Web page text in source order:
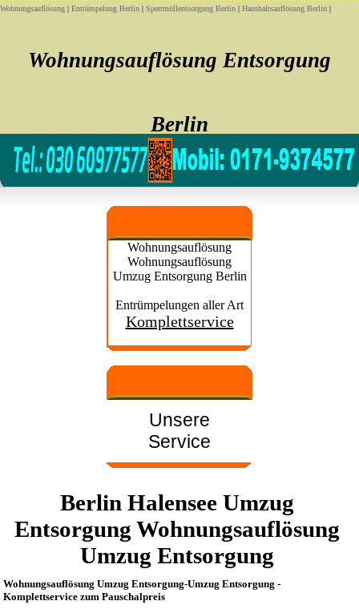
Wohnungsauflösung | Entrümpelung Berlin | Sperrmüllentsorgung Berlin | Haushaltsauflösung Berlin |
Wohnungsauflösung Entsorgung
Berlin
Sofort noch heute Wohnungsauflösung Entsorgung
Wohnungsauflösung
Wohnungsauflösung
Umzug Entsorgung Berlin
Entrümpelungen aller Art
Komplettservice
Unsere
Service
Berlin Halensee Umzug
Entsorgung Wohnungsauflösung
Umzug Entsorgung
Wohnungsauflösung Umzug Entsorgung-Umzug Entsorgung -
Komplettservice zum Pauschalpreis